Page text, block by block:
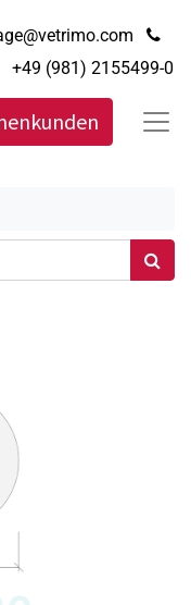
+49 (981) 2155499-0